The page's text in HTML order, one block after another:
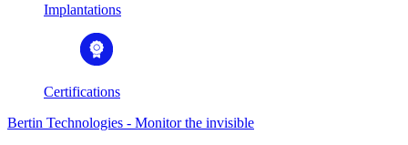
Implantations
Certifications
Bertin Technologies - Monitor the invisible